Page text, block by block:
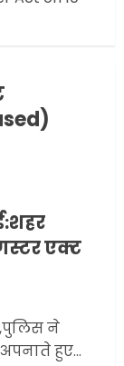
एक्ट
ने
हुए...
जनता के
को युद्ध
समझौता
0